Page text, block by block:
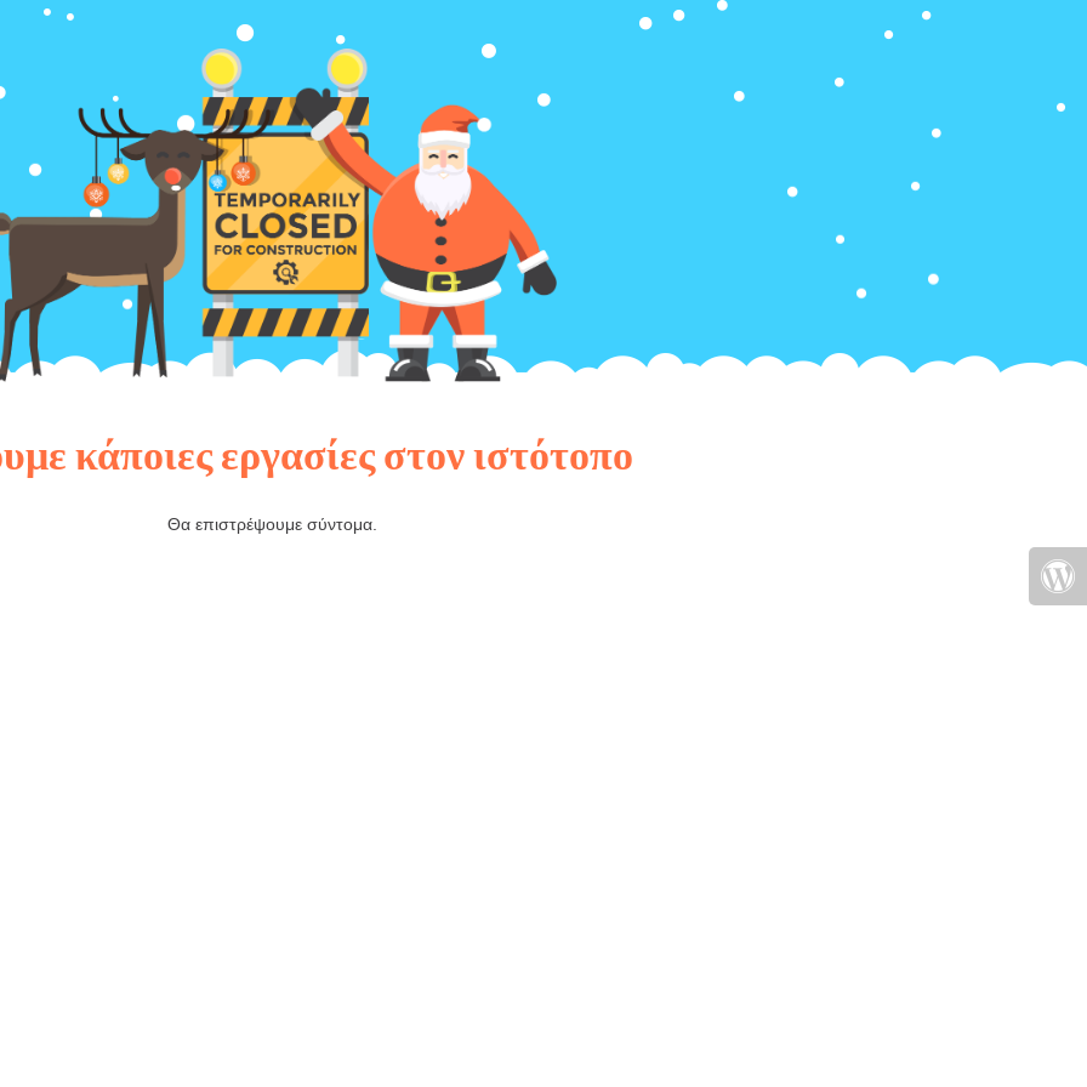
κάποιες εργασίες στον ιστότοπο
Θα επιστρέψουμε σύντομα.